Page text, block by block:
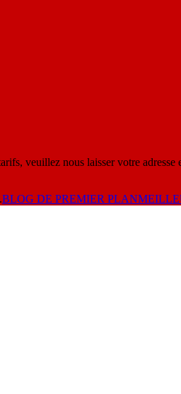
veuillez nous laisser votre
BLOG DE PREMIER PLAN